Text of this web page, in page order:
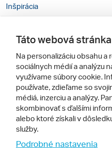
Inšpirácia
Cestovné kancelárie
Zájezdy.cz
Sledujte nás
Táto webová
Na personalizáciu obsahu
sociálnych médií a analýzu
využívame súbory cookie.
používate, zdieľame so
médiá, inzerciu a analýzy.
skombinovať s ďalšími
alebo ktoré získali v
služby.
Podrobné nastavenia